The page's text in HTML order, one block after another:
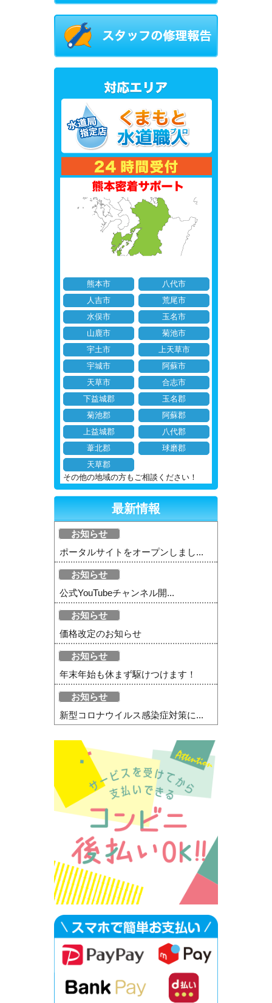
熊本市
八代市
人吉市
荒尾市
水俣市
玉名市
山鹿市
菊池市
宇土市
上天草市
宇城市
阿蘇市
天草市
合志市
下益城郡
玉名郡
菊池郡
阿蘇郡
上益城郡
八代郡
葦北郡
球磨郡
天草郡
その他の地域の方もご相談ください！
最新情報
お知らせ
ポータルサイトをオープンしまし...
お知らせ
公式YouTubeチャンネル開...
お知らせ
価格改定のお知らせ
お知らせ
年末年始も休まず駆けつけます！
お知らせ
新型コロナウイルス感染症対策に...